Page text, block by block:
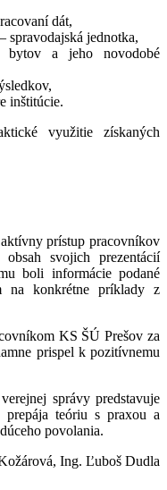
dát,
spravodajská jednotka,
bytov a jeho novodobé
inštitúcie.
využitie získaných
prístup pracovníkov
svojich prezentácií
boli informácie podané
na konkrétne príklady z
KS ŠÚ Prešov za
prispel k pozitívnemu
správy predstavuje
teóriu s praxou a
povolania.
Ing. Ľuboš Dudla